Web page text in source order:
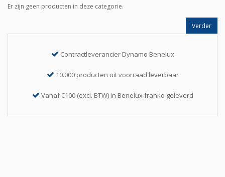
Er zijn geen producten in deze categorie.
Verder
Contractleverancier Dynamo Benelux
10.000 producten uit voorraad leverbaar
Vanaf €100 (excl. BTW) in Benelux franko geleverd